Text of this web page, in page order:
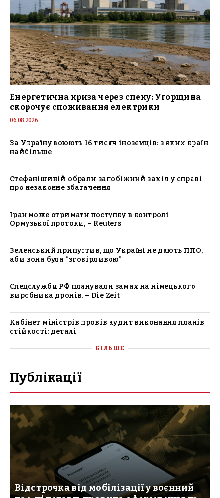
Енергетична криза через спеку: Угорщина
скорочує споживання електрики
06.08.2026
За Україну воюють 16 тисяч іноземців: з яких країн
найбільше
Стефанішиній обрали запобіжний захід у справі
про незаконне збагачення
Іран може отримати поступку в контролі
Ормузької протоки, – Reuters
Зеленський припустив, що Україні не дають ППО,
аби вона була “зговірливою”
Спецслужби РФ планували замах на німецького
виробника дронів, – Die Zeit
Кабінет міністрів провів аудит виконання планів
стійкості: деталі
БІЛЬШЕ
Публікації
Відстрочка від мобілізації у воєнний